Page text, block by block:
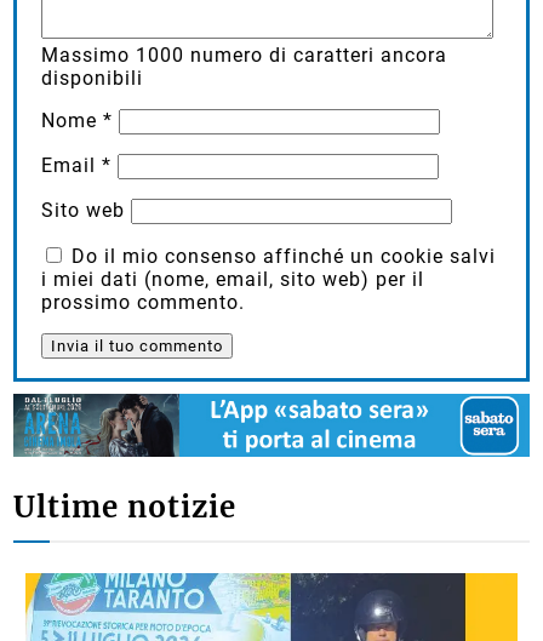
Massimo 1000 numero di caratteri ancora
disponibili
Nome*
Email*
Sito web
Do il mio consenso affinché un cookie salvi
i miei dati (nome, email, sito web) per il
prossimo commento.
Ultime notizie